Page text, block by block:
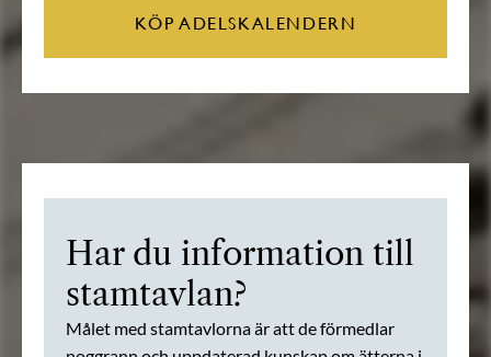
KÖP ADELSKALENDERN
Har du information till
stamtavlan?
Målet med stamtavlorna är att de förmedlar